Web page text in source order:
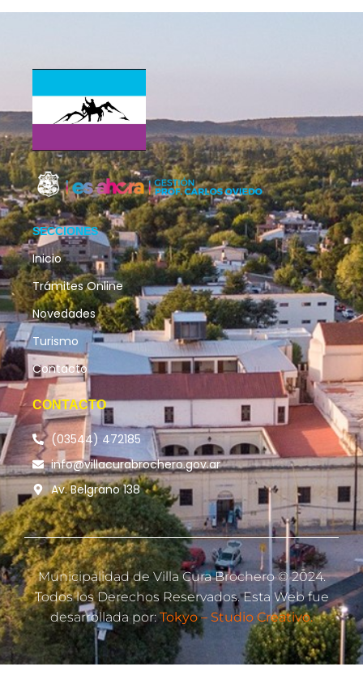
SECCIONES
Inicio
Trámites Online
Novedades
Turismo
Contacto
CONTACTO
(03544) 472185
info@villacurabrochero.gov.ar
Av. Belgrano 138
Municipalidad de Villa Cura Brochero © 2024.
Todos los Derechos Reservados. Esta Web fue
desarrollada por: Tokyo – Studio Creativo.